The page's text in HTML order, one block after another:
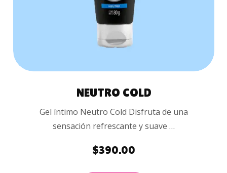
NEUTRO COLD
Gel íntimo Neutro Cold Disfruta de una
sensación refrescante y suave …
$390.00